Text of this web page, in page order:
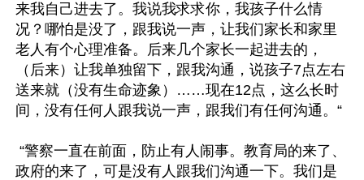
来我自己进去了。我说我求求你，我孩子什么情
况？哪怕是没了，跟我说一声，让我们家长和家里
老人有个心理准备。后来几个家长一起进去的，
（后来）让我单独留下，跟我沟通，说孩子7点左右
送来就（没有生命迹象）……现在12点，这么长时
间，没有任何人跟我说一声，跟我们有任何沟通。“
政府的来了，可是没有人跟我们沟通一下。我们是